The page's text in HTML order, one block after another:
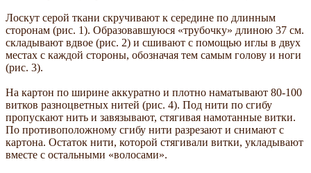
Лоскут серой ткани скручивают к середине по длинным
сторонам (рис. 1). Образовавшуюся «трубочку» длиною 37 см.
складывают вдвое (рис. 2) и сшивают с помощью иглы в двух
местах с каждой стороны, обозначая тем самым голову и ноги
(рис. 3).
На картон по ширине аккуратно и плотно наматывают 80-100
витков разноцветных нитей (рис. 4). Под нити по сгибу
пропускают нить и завязывают, стягивая намотанные витки.
По противоположному сгибу нити разрезают и снимают с
картона. Остаток нити, которой стягивали витки, укладывают
вместе с остальными «волосами».